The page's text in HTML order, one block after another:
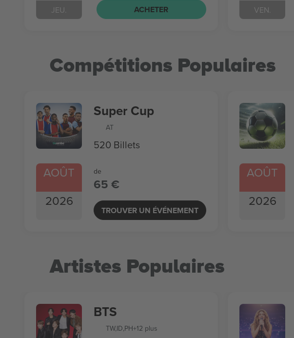
JEU. ACHETER VEN.
Compétitions Populaires
AOÛT
2026
Super Cup
AT
520 Billets
de
65 €
TROUVER UN ÉVÉNEMENT
AOÛT
2026
Artistes Populaires
BTS
TW,ID,PH+12 plus